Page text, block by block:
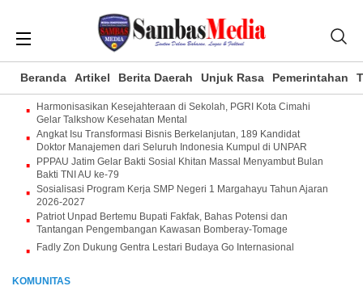
Beranda Artikel Berita Daerah Unjuk Rasa Pemerintahan
Harmonisasikan Kesejahteraan di Sekolah, PGRI Kota Cimahi
Gelar Talkshow Kesehatan Mental
Angkat Isu Transformasi Bisnis Berkelanjutan, 189 Kandidat
Doktor Manajemen dari Seluruh Indonesia Kumpul di UNPAR
PPPAU Jatim Gelar Bakti Sosial Khitan Massal Menyambut Bulan
Bakti TNI AU ke-79
Sosialisasi Program Kerja SMP Negeri 1 Margahayu Tahun Ajaran
2026-2027
Patriot Unpad Bertemu Bupati Fakfak, Bahas Potensi dan
Tantangan Pengembangan Kawasan Bomberay-Tomage
Fadly Zon Dukung Gentra Lestari Budaya Go Internasional
KOMUNITAS